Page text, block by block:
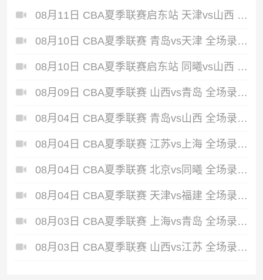
08月11日 CBA夏季联赛启东站 天津vs山西 全场录像回放
08月10日 CBA夏季联赛 青岛vs天津 全场录像回放
08月10日 CBA夏季联赛启东站 同曦vs山西 全场录像回放
08月09日 CBA夏季联赛 山西vs青岛 全场录像回放
08月04日 CBA夏季联赛 青岛vs山西 全场录像回放
08月04日 CBA夏季联赛 江苏vs上海 全场录像回放
08月04日 CBA夏季联赛 北京vs同曦 全场录像回放
08月04日 CBA夏季联赛 天津vs福建 全场录像回放
08月03日 CBA夏季联赛 上海vs青岛 全场录像回放
08月03日 CBA夏季联赛 山西vs江苏 全场录像回放